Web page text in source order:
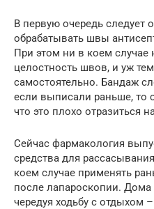
В первую очередь следует
обрабатывать швы
При этом ни в коем случае
целостность швов, и уж
самостоятельно. Бандаж
если выписали раньше, то
что это плохо отразиться
Сейчас фармакология
средства для
коем случае применять
после лапароскопии. Дома
чередуя ходьбу с отдыхом